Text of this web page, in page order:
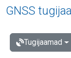
GNSS
Tugijaamad